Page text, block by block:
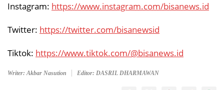
Instagram: https://www.instagram.com/bisanews.id
Twitter: https://twitter.com/bisanewsid
Tiktok: https://www.tiktok.com/@bisanews.id
Writer: Akbar Nasution Editor: DASRIL DHARMAWAN